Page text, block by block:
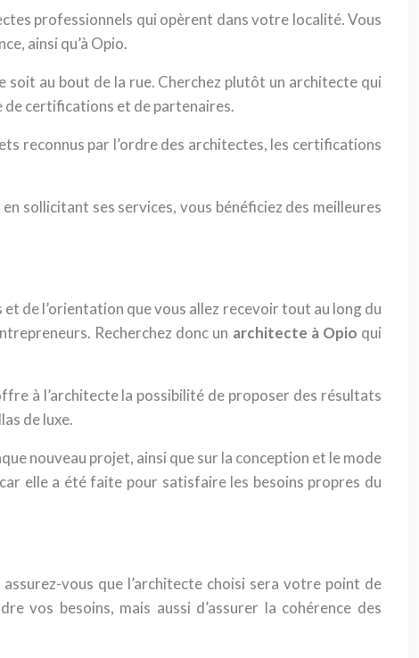
professionnels qui opèrent dans votre localité. Vous
ainsi qu’à Opio.
soit au bout de la rue. Cherchez plutôt un architecte qui
certifications et de partenaires.
reconnus par l’ordre des architectes, les certifications
sollicitant ses services, vous bénéficiez des meilleures
de l’orientation que vous allez recevoir tout au long du
Recherchez donc un architecte à Opio qui
à l’architecte la possibilité de proposer des résultats
de luxe.
nouveau projet, ainsi que sur la conception et le mode
elle a été faite pour satisfaire les besoins propres du
vous que l’architecte choisi sera votre point de
vos besoins, mais aussi d’assurer la cohérence des